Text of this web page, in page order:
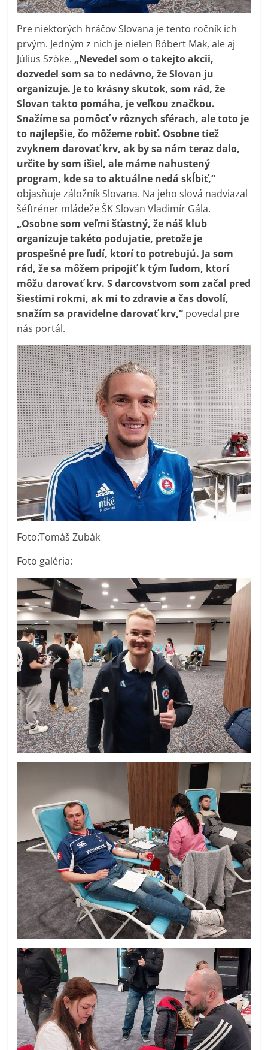
Pre niektorých hráčov Slovana je tento ročník ich
prvým. Jedným z nich je nielen Róbert Mak, ale aj
Július Szöke. „Nevedel som o takejto akcii,
dozvedel som sa to nedávno, že Slovan ju
organizuje. Je to krásny skutok, som rád, že
Slovan takto pomáha, je veľkou značkou.
Snažíme sa pomôcť v rôznych sférach, ale toto je
to najlepšie, čo môžeme robiť. Osobne tiež
zvyknem darovať krv, ak by sa nám teraz dalo,
určite by som išiel, ale máme nahustený
program, kde sa to aktuálne nedá skĺbiť,“
objasňuje záložník Slovana. Na jeho slová nadviazal
šéftréner mládeže ŠK Slovan Vladimír Gála.
„Osobne som veľmi šťastný, že náš klub
organizuje takéto podujatie, pretože je
prospešné pre ľudí, ktorí to potrebujú. Ja som
rád, že sa môžem pripojiť k tým ľudom, ktorí
môžu darovať krv. S darcovstvom som začal pred
šiestimi rokmi, ak mi to zdravie a čas dovolí,
snažím sa pravidelne darovať krv,“ povedal pre
nás portál.
Foto:Tomáš Zubák
Foto galéria: